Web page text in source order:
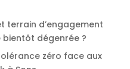
terrain d’engagement
dégenrée ?
zéro face aux